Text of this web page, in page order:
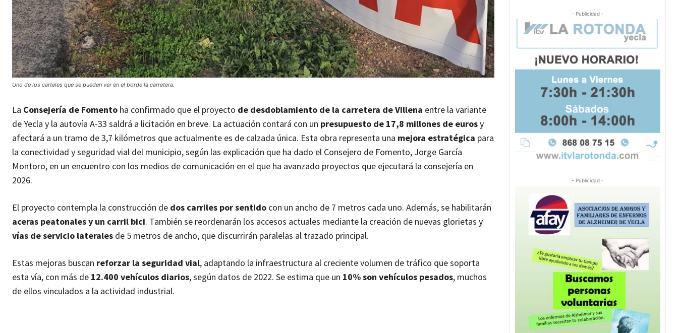
Uno de los carteles que se pueden ver en el borde la carretera.
La Consejería de Fomento ha confirmado que el proyecto de desdoblamiento de la carretera de Villena entre la variante
de Yecla y la autovía A-33 saldrá a licitación en breve. La actuación contará con un presupuesto de 17,8 millones de eurosy
afectará a un tramo de 3,7 kilómetros que actualmente es de calzada única. Esta obra representa una mejora estratégica para
la conectividad y seguridad vial del municipio, según las explicación que ha dado el Consejero de Fomento, Jorge García
Montoro, en un encuentro con los medios de comunicación en el que ha avanzado proyectos que ejecutará la consejería en
2026.
El proyecto contempla la construcción de dos carriles por sentido con un ancho de 7 metros cada uno. Además, se habilitarán
aceras peatonales y un carril bici. También se reordenarán los accesos actuales mediante la creación de nuevas glorietas y
vías de servicio laterales de 5 metros de ancho, que discurrirán paralelas al trazado principal.
Estas mejoras buscan reforzar la seguridad vial, adaptando la infraestructura al creciente volumen de tráfico que soporta
esta vía, con más de 12.400 vehículos diarios, según datos de 2022. Se estima que un 10% son vehículos pesados, muchos
de ellos vinculados a la actividad industrial.
- Publicidad -
- Publicidad -